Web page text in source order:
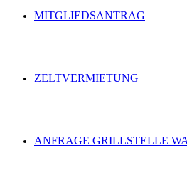
MITGLIEDSANTRAG
ZELTVERMIETUNG
ANFRAGE GRILLSTELLE